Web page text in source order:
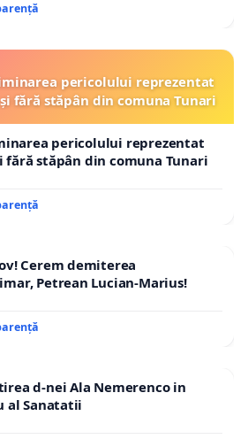
pericolului reprezentat
fără stăpân din comuna Tunari
pericolului reprezentat
fără stăpân din comuna Tunari
Cerem demiterea
Petrean Lucian-Marius!
d-nei Ala Nemerenco in
al Sanatatii